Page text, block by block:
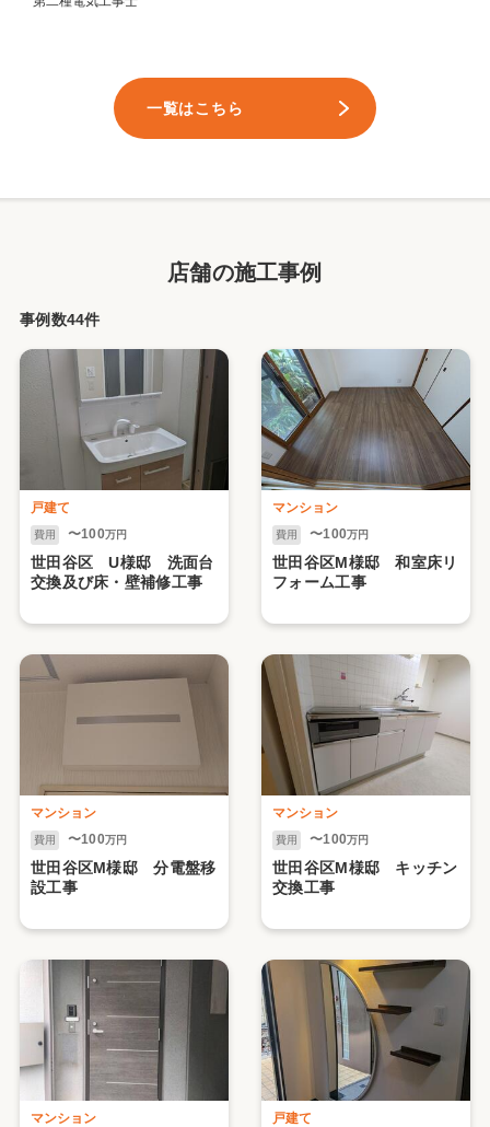
一覧はこちら
店舗の施工事例
事例数44件
戸建て
費用 〜100万円
世田谷区 U様邸 洗面台
交換及び床・壁補修工事
マンション
費用 〜100万円
世田谷区M様邸 和室床リ
フォーム工事
マンション
費用 〜100万円
世田谷区M様邸 分電盤移
設工事
マンション
費用 〜100万円
世田谷区M様邸 キッチン
交換工事
マンション 戸建て